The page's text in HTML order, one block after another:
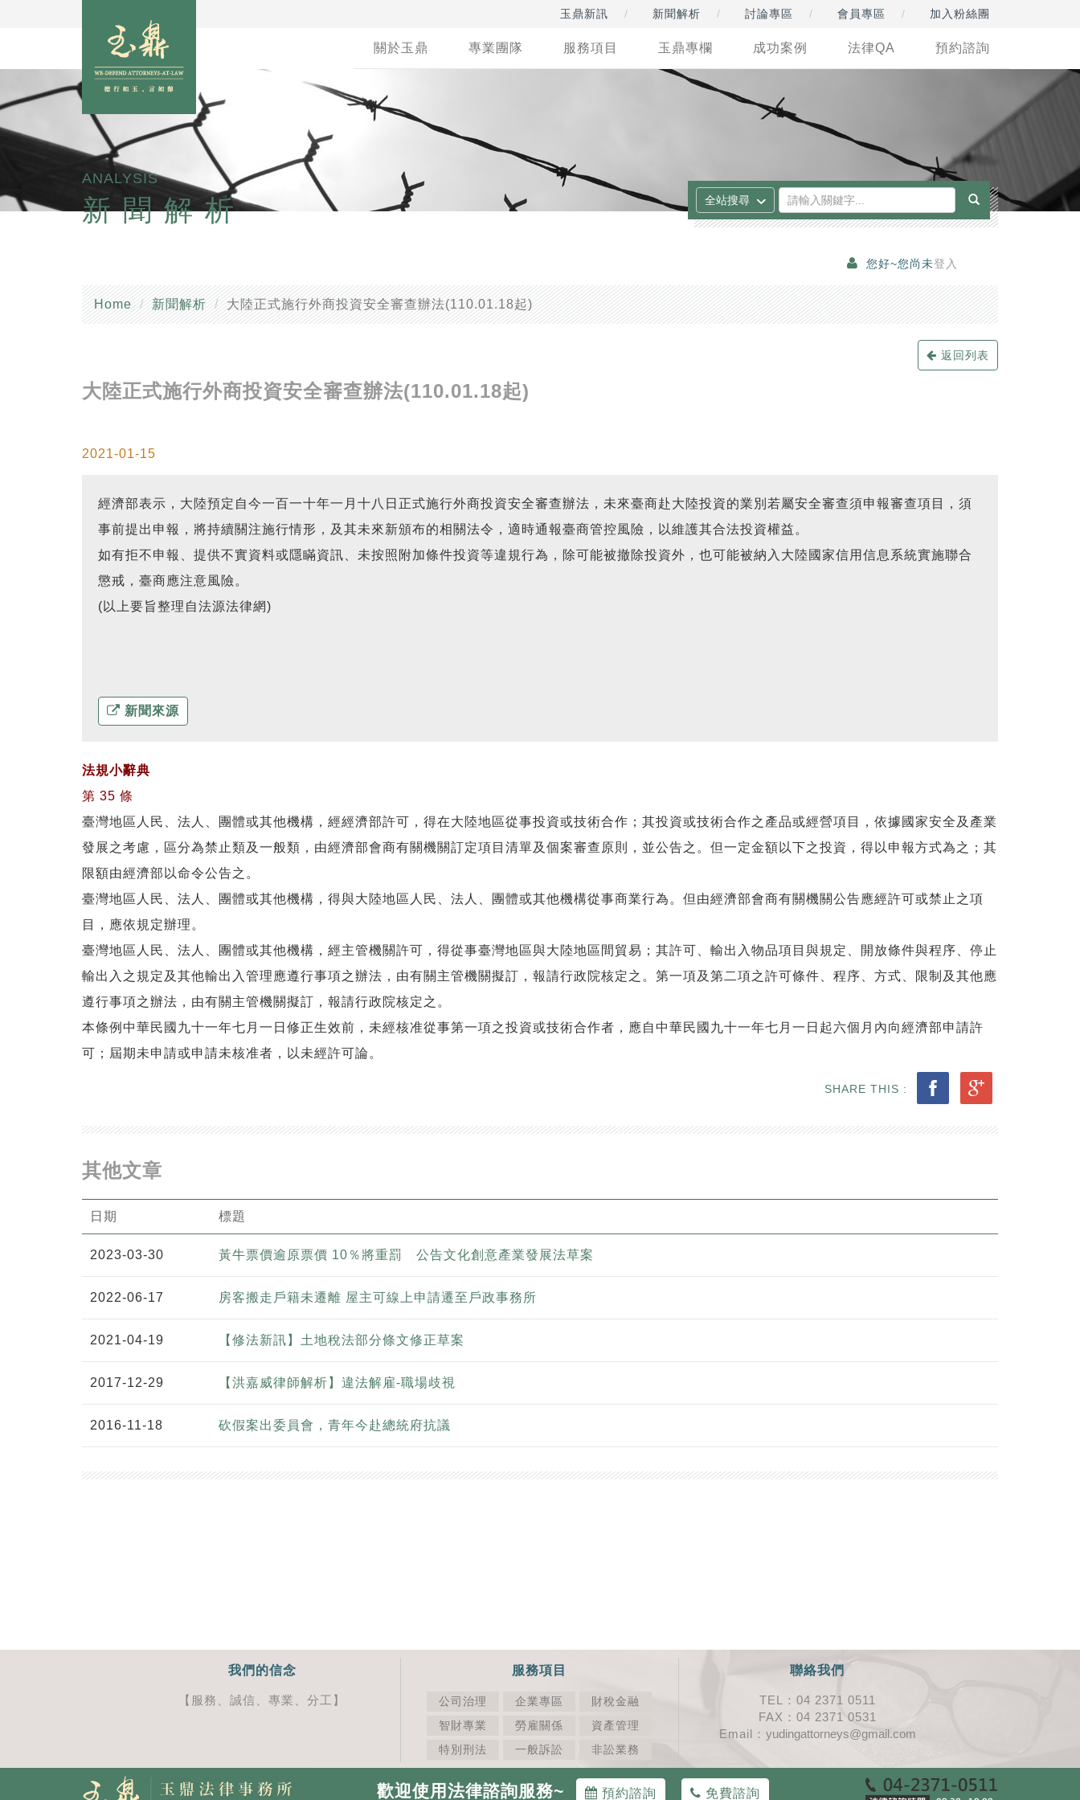
玉鼎新訊 新聞解析 討論專區 會員專區 加入粉絲團
關於玉鼎 專業團隊 服務項目 玉鼎專欄 成功案例 法律QA 預約諮詢
ANALYSIS
新聞解析
您好~您尚未登入
Home 新聞解析 大陸正式施行外商投資安全審查辦法(110.01.18起)
返回列表
大陸正式施行外商投資安全審查辦法(110.01.18起)
2021-01-15
經濟部表示，大陸預定自今一百一十年一月十八日正式施行外商投資安全審查辦法，未來臺商赴大陸投資的業別若屬安全審查須申報審查項目，須
事前提出申報，將持續關注施行情形，及其未來新頒布的相關法令，適時通報臺商管控風險，以維護其合法投資權益。
如有拒不申報、提供不實資料或隱瞞資訊、未按照附加條件投資等違規行為，除可能被撤除投資外，也可能被納入大陸國家信用信息系統實施聯合
懲戒，臺商應注意風險。
(以上要旨整理自法源法律網)
新聞來源
法規小辭典
第 35 條
臺灣地區人民、法人、團體或其他機構，經經濟部許可，得在大陸地區從事投資或技術合作；其投資或技術合作之產品或經營項目，依據國家安全及產業
發展之考慮，區分為禁止類及一般類，由經濟部會商有關機關訂定項目清單及個案審查原則，並公告之。但一定金額以下之投資，得以申報方式為之；其
限額由經濟部以命令公告之。
臺灣地區人民、法人、團體或其他機構，得與大陸地區人民、法人、團體或其他機構從事商業行為。但由經濟部會商有關機關公告應經許可或禁止之項
目，應依規定辦理。
臺灣地區人民、法人、團體或其他機構，經主管機關許可，得從事臺灣地區與大陸地區間貿易；其許可、輸出入物品項目與規定、開放條件與程序、停止
輸出入之規定及其他輸出入管理應遵行事項之辦法，由有關主管機關擬訂，報請行政院核定之。第一項及第二項之許可條件、程序、方式、限制及其他應
遵行事項之辦法，由有關主管機關擬訂，報請行政院核定之。
本條例中華民國九十一年七月一日修正生效前，未經核准從事第一項之投資或技術合作者，應自中華民國九十一年七月一日起六個月內向經濟部申請許
可；屆期未申請或申請未核准者，以未經許可論。
SHARE THIS :
其他文章
日期 標題
2023-03-30 黃牛票價逾原票價 10％將重罰 公告文化創意產業發展法草案
2022-06-17 房客搬走戶籍未遷離 屋主可線上申請遷至戶政事務所
2021-04-19 【修法新訊】土地稅法部分條文修正草案
2017-12-29 【洪嘉威律師解析】違法解雇-職場歧視
2016-11-18 砍假案出委員會，青年今赴總統府抗議
歡迎使用法律諮詢服務~ 預約諮詢 免費諮詢
我們的信念
【服務、誠信、專業、分工】
服務項目
公司治理 企業專區
財稅金融
智財專業
勞雇關係
資產管理
特別刑法
一般訴訟 非訟業務
聯絡我們
TEL：04 2371 0511
FAX：04 2371 0531
Email： yudingattorneys@gmail.com